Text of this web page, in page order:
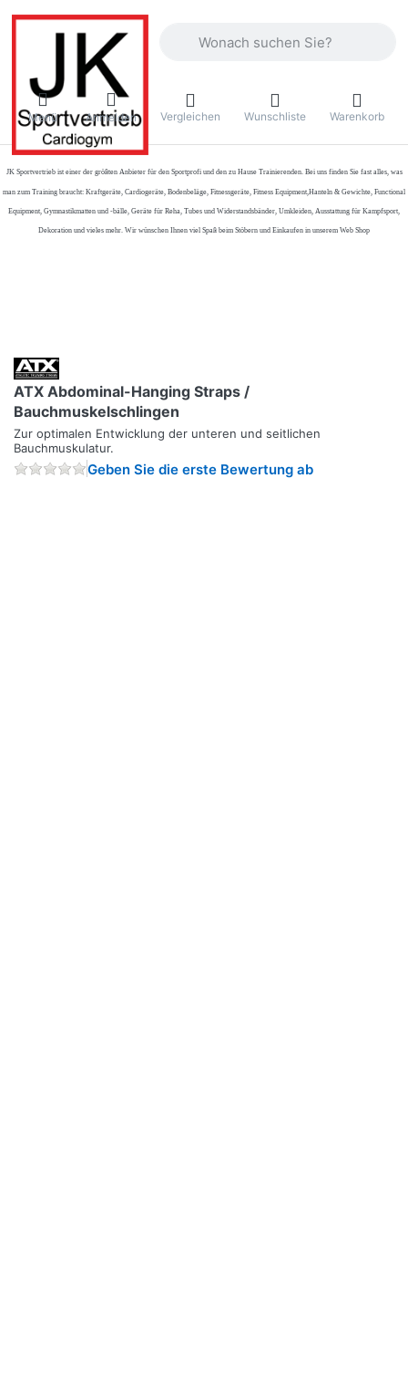
Menü Anmelden Vergleichen Wunschliste Warenkorb
JK Sportvertrieb ist einer der größten Anbieter für den Sportprofi und den zu Hause Trainierenden. Bei uns finden Sie fast alles, was
man zum Training braucht: Kraftgeräte, Cardiogeräte, Bodenbeläge, Fitnessgeräte, Fitness Equipment,Hanteln & Gewichte, Functional
Equipment, Gymnastikmatten und -bälle, Geräte für Reha, Tubes und Widerstandsbänder, Umkleiden, Ausstattung für Kampfsport,
Dekoration und vieles mehr. Wir wünschen Ihnen viel Spaß beim Stöbern und Einkaufen in unserem Web Shop
ATX Abdominal-Hanging Straps /
Bauchmuskelschlingen
Zur optimalen Entwicklung der unteren und seitlichen
Bauchmuskulatur.
Geben Sie die erste Bewertung ab